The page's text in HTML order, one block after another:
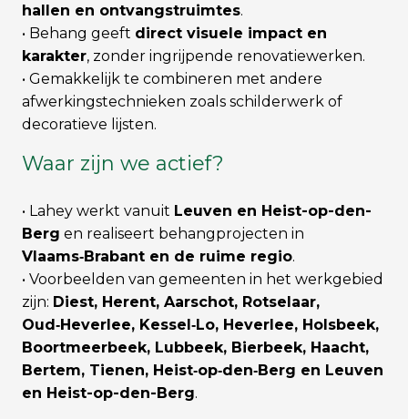
hallen en ontvangstruimtes.
• Behang geeft direct visuele impact en
karakter, zonder ingrijpende renovatiewerken.
• Gemakkelijk te combineren met andere
afwerkingstechnieken zoals schilderwerk of
decoratieve lijsten.
Waar zijn we actief?
• Lahey werkt vanuit Leuven en Heist-op-den-
Berg en realiseert behangprojecten in
Vlaams‑Brabant en de ruime regio.
• Voorbeelden van gemeenten in het werkgebied
zijn: Diest, Herent, Aarschot, Rotselaar,
Oud‑Heverlee, Kessel‑Lo, Heverlee, Holsbeek,
Boortmeerbeek, Lubbeek, Bierbeek, Haacht,
Bertem, Tienen, Heist‑op‑den‑Berg en Leuven
en Heist-op-den-Berg.